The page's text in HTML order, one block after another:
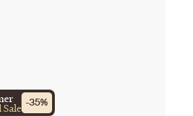
Sale -35%